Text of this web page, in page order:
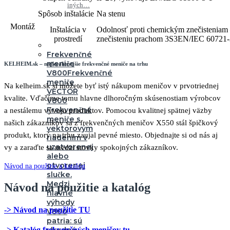
iných…
Frekvenčné
meniče
V800Frekvenčné
meniče
VECTOR
V800
Frekvenčné
meniče s
vektorovým
riadením v
uzatvorenej
alebo
otvorenej
slučke.
Medzi
hlavné
výhody
V800
patria: sú
Montáž
Spôsob inštalácie Na stenu
Inštalácia v
prostredí
Odolnosť proti chemickým
znečisteniu prachom 3S3EN/IEC
KELHEIM.sk – najkvalitnejšie frekvenčné meniče na trhu
Na kelheim.sk si môžete byť istý nákupom meničov v prvotriednej
kvalite. Vďačíme tomu hlavne dlhoročným skúsenostiam výrobcov
a nestálemu vývoju produktov. Pomocou kvalitnej spätnej väzby
našich zákazníkov sa z frekvenčných meničov X550 stál špičkový
produkt, ktorý na trhu zaujal pevné miesto. Objednajte si od nás aj
vy a zaraďte sa medzi stovky spokojných zákazníkov.
Návod na použitie a katalóg
Návod na použitie a katalóg
-> Návod na použitie TU